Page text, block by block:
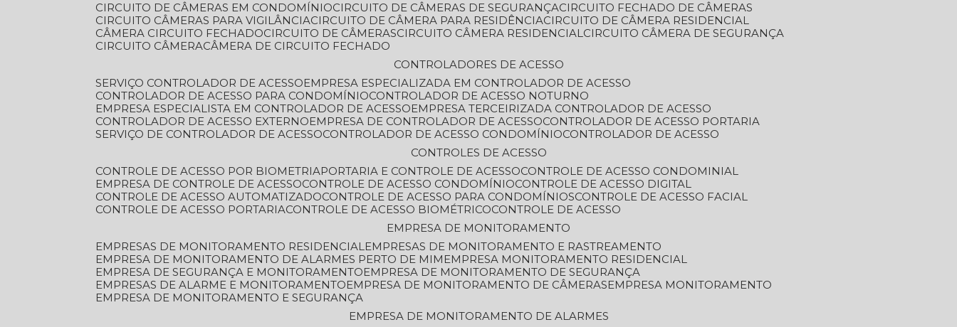
CIRCUITO DE CÂMERAS EM CONDOMÍNIO
CIRCUITO DE CÂMERAS DE SEGURANÇA
CIRCUITO FECHADO DE CÂMERAS
CIRCUITO CÂMERAS PARA VIGILÂNCIA
CIRCUITO DE CÂMERA PARA RESIDÊNCIA
CIRCUITO DE CÂMERA RESIDENCIAL
CÂMERA CIRCUITO FECHADO
CIRCUITO DE CÂMERAS CIRCUITO CÂMERA RESIDENCIAL
CIRCUITO CÂMERA DE SEGURANÇA
CIRCUITO CÂMERA
CÂMERA DE CIRCUITO FECHADO
CONTROLADORES DE ACESSO
SERVIÇO CONTROLADOR DE ACESSO
EMPRESA ESPECIALIZADA EM CONTROLADOR DE ACESSO
CONTROLADOR DE ACESSO PARA CONDOMÍNIO
CONTROLADOR DE ACESSO NOTURNO
EMPRESA ESPECIALISTA EM CONTROLADOR DE ACESSO
EMPRESA TERCEIRIZADA CONTROLADOR DE ACESSO
CONTROLADOR DE ACESSO EXTERNO
EMPRESA DE CONTROLADOR DE ACESSO
CONTROLADOR DE ACESSO PORTARIA
SERVIÇO DE CONTROLADOR DE ACESSO
CONTROLADOR DE ACESSO CONDOMÍNIO
CONTROLADOR DE ACESSO
CONTROLES DE ACESSO
CONTROLE DE ACESSO POR BIOMETRIA
PORTARIA E CONTROLE DE ACESSO
CONTROLE DE ACESSO CONDOMINIAL
EMPRESA DE CONTROLE DE ACESSO
CONTROLE DE ACESSO CONDOMÍNIO
CONTROLE DE ACESSO DIGITAL
CONTROLE DE ACESSO AUTOMATIZADO
CONTROLE DE ACESSO PARA CONDOMÍNIOS
CONTROLE DE ACESSO FACIAL
CONTROLE DE ACESSO PORTARIA CONTROLE DE ACESSO BIOMÉTRICO
CONTROLE DE ACESSO
EMPRESA DE MONITORAMENTO
EMPRESAS DE MONITORAMENTO RESIDENCIAL
EMPRESAS DE MONITORAMENTO E RASTREAMENTO
EMPRESA DE MONITORAMENTO DE ALARMES PERTO DE MIM
EMPRESA MONITORAMENTO RESIDENCIAL
EMPRESA DE SEGURANÇA E MONITORAMENTO
EMPRESA DE MONITORAMENTO DE SEGURANÇA
EMPRESAS DE ALARME E MONITORAMENTO
EMPRESA DE MONITORAMENTO DE CÂMERAS
EMPRESA MONITORAMENTO
EMPRESA DE MONITORAMENTO E SEGURANÇA
EMPRESA DE MONITORAMENTO DE ALARMES